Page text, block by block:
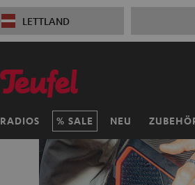
LETTLAND
RADIOS SALE NEU